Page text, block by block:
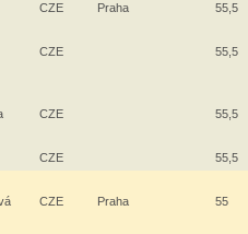
CZE Praha 55,5
CZE 55,5
CZE 55,5
CZE 55,5
CZE Praha 55